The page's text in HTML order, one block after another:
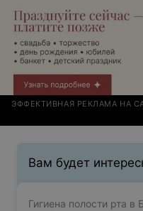
ЭФФЕКТИВНАЯ РЕКЛАМА НА
Вам будет
Гигиена полости рта в